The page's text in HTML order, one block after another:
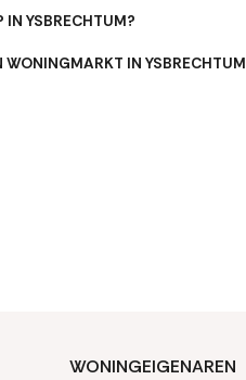
IN YSBRECHTUM?
WONINGMARKT IN
WONINGEIGENAREN